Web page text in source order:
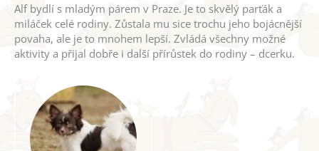
Alf bydlí s mladým párem v Praze. Je to skvělý parťák a
miláček celé rodiny. Zůstala mu sice trochu jeho bojácnější
povaha, ale je to mnohem lepší. Zvládá všechny možné
aktivity a přijal dobře i další přírůstek do rodiny – dcerku.